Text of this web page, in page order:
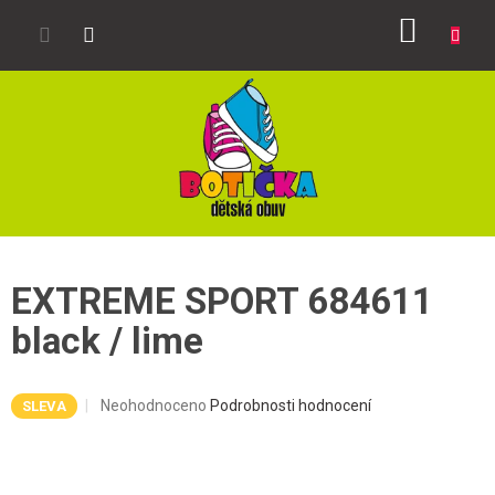
EXTREME SPORT 684611
black / lime
SLEVA
Průměrné
Neohodnoceno Podrobnosti hodnocení